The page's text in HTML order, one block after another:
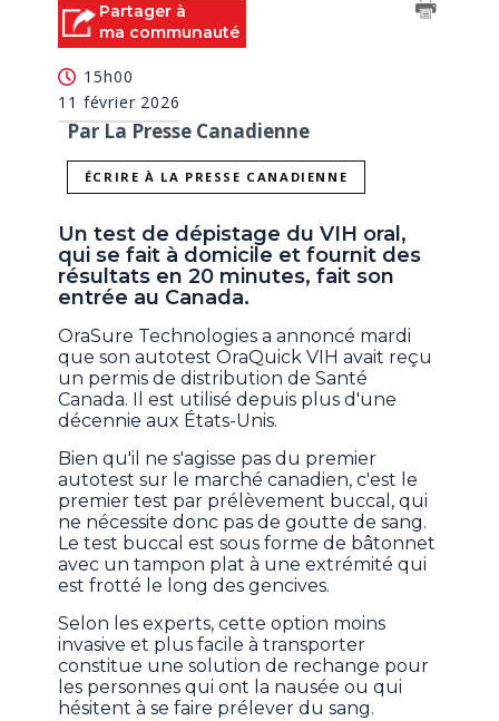
Partager à
ma communauté
15h00
11 février 2026
Par La Presse Canadienne
ÉCRIRE À LA PRESSE CANADIENNE
Un test de dépistage du VIH oral,
qui se fait à domicile et fournit des
résultats en 20 minutes, fait son
entrée au Canada.
OraSure Technologies a annoncé mardi
que son autotest OraQuick VIH avait reçu
un permis de distribution de Santé
Canada. Il est utilisé depuis plus d'une
décennie aux États-Unis.
Bien qu'il ne s'agisse pas du premier
autotest sur le marché canadien, c'est le
premier test par prélèvement buccal, qui
ne nécessite donc pas de goutte de sang.
Le test buccal est sous forme de bâtonnet
avec un tampon plat à une extrémité qui
est frotté le long des gencives.
Selon les experts, cette option moins
invasive et plus facile à transporter
constitue une solution de rechange pour
les personnes qui ont la nausée ou qui
hésitent à se faire prélever du sang.